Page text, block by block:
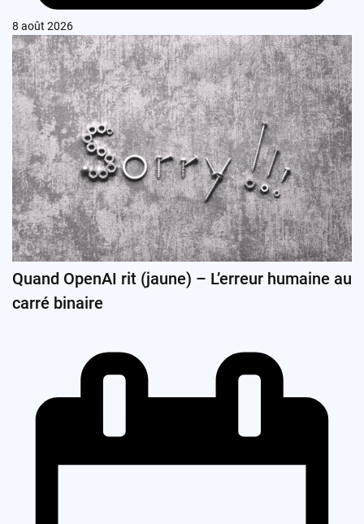
8 août 2026
Quand OpenAI rit (jaune) – L’erreur humaine au
carré binaire